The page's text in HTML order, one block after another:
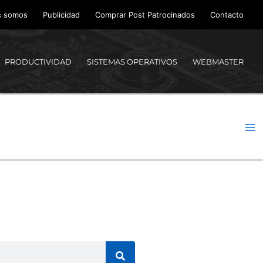
somos Publicidad Comprar Post Patrocinados Contacto
PRODUCTIVIDAD SISTEMAS OPERATIVOS WEBMASTER